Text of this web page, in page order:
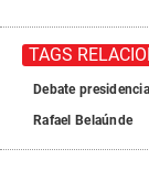
TAGS
Debate
Rafael Belaúnde